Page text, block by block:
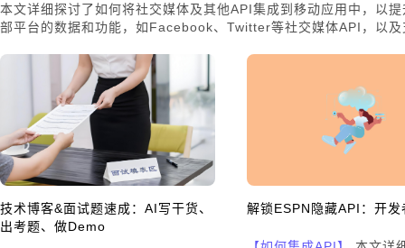
本文详细探讨了如何将社交媒体及其他API集成到移动应用中，以
部平台的数据和功能，如Facebook、Twitter等社交媒体API，以
技术博客&面试题速成：AI写干货、
出考题、做Demo
解锁ESPN隐藏API：开发